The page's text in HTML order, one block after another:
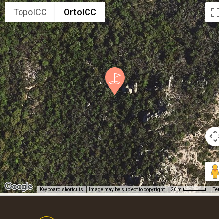
TopoICC OrtoICC
Keyboard shortcuts Image may be subject to copyright 20 m